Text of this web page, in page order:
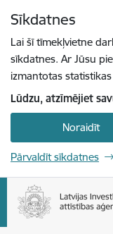
Sīkdatnes
Lai šī tīmekļvietne
sīkdatnes. Ar Jūsu
izmantotas
Lūdzu, atzīmējiet
Noraidīt
Pārvaldīt sīkdatnes